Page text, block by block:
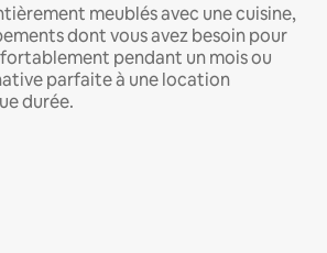
meublés avec une cuisine,
dont vous avez besoin pour
pendant un mois ou
parfaite à une location
durée.